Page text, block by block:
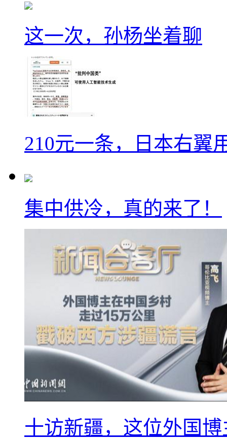
这一次，孙杨坐着聊
210元一条，日本右翼
集中供冷，真的来了！
十访新疆，这位外国